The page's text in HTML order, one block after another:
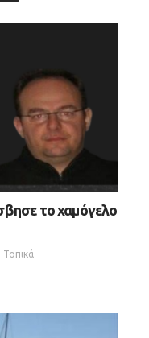
το χαμόγελο
Τοπικά